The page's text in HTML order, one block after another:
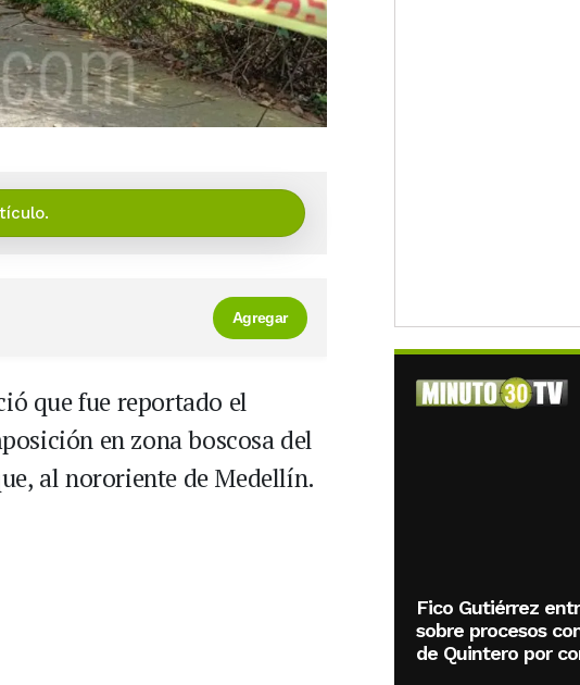
Agregar
que fue reportado el
en zona boscosa del
al nororiente de Medellín.
Fico Gutiérrez
sobre procesos
de Quintero por